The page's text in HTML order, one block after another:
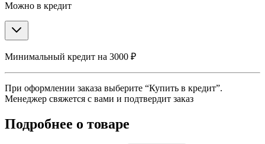
Можно в кредит
Минимальный кредит на 3000 ₽
При оформлении заказа выберите “Купить в кредит”.
Менеджер свяжется с вами и подтвердит заказ
Подробнее о товаре